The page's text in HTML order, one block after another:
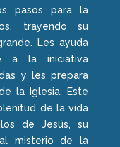
pasos para la
trayendo su
Les ayuda
a la iniciativa
y les prepara
la Iglesia. Este
de la vida
de Jesús, su
al misterio de la